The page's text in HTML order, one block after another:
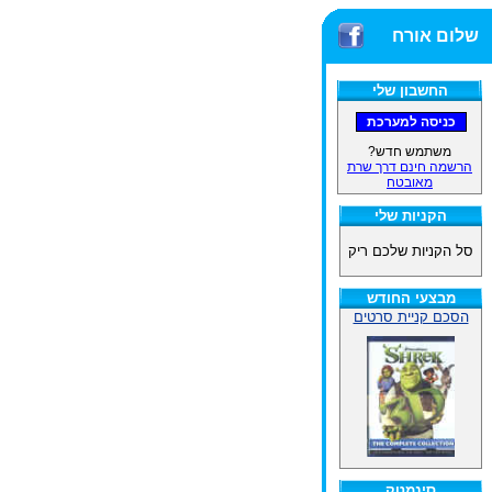
שלום אורח
החשבון שלי
משתמש חדש?
הרשמה חינם דרך שרת
מאובטח
הקניות שלי
סל הקניות שלכם ריק
מבצעי החודש
הסכם קניית סרטים